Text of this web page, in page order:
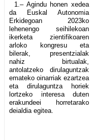
1.– Agindu honen xedea
da Euskal Autonomia
Erkidegoan 2023ko
lehenengo seihilekoan
ikerketa zientifikoaren
arloko kongresu eta
bilerak, presentzialak
nahiz birtualak,
antolatzeko dirulaguntzak
emateko oinarriak ezartzea
eta dirulaguntza horiek
lortzeko interesa duten
erakundeei horretarako
deialdia egitea.